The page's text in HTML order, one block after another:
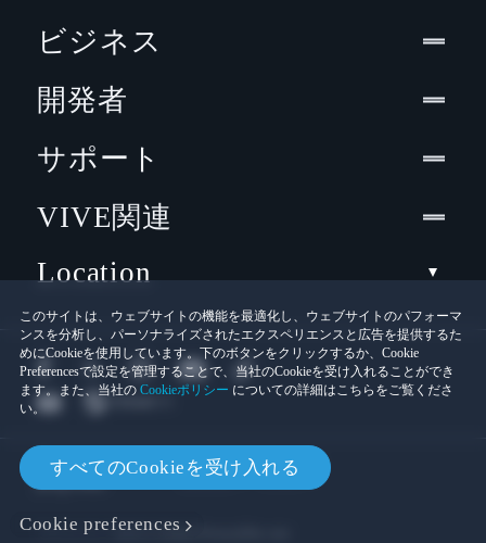
このサイトは、ウェブサイトの機能を最適化し、ウェブサイトのパフォーマ
ンスを分析し、パーソナライズされたエクスペリエンスと広告を提供するた
めにCookieを使用しています。下のボタンをクリックするか、Cookie
Preferencesで設定を管理することで、当社のCookieを受け入れることができ
ます。また、当社の Cookieポリシー についての詳細はこちらをご覧くださ
い。
すべてのCookieを受け入れる
Cookie preferences
ビジネス
開発者
サポート
VIVE関連
Location
© 2011-2026 HTC Corporation
法的情報
Cookies
プライバシー連絡先:Global-Privacy@htc.com